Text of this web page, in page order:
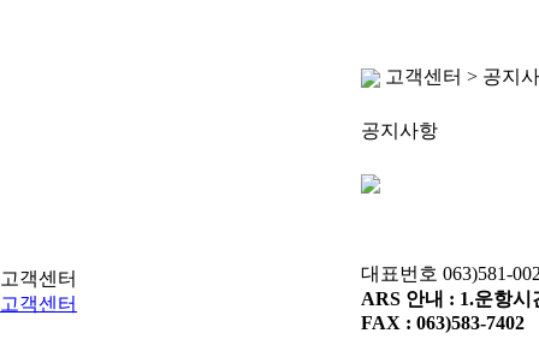
고객센터
고객센터
고객센터 > 공지
공지사항
대표번호 063)581-
ARS 안내 : 1.운항시
FAX : 063)583-7402